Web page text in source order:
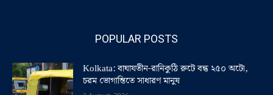
POPULAR POSTS
Kolkata: বাঘাযতীন-রানিকুঠি রুটে বন্ধ ২৫০ অটো,
চরম ভোগান্তিতে সাধারণ মানুষ